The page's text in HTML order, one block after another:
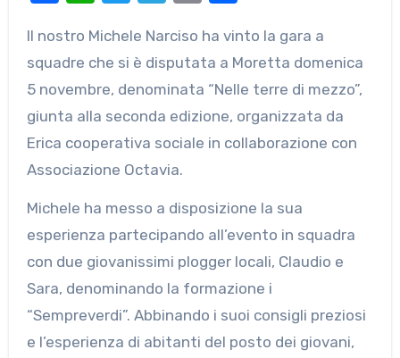
Il nostro Michele Narciso ha vinto la gara a
squadre che si è disputata a Moretta domenica
5 novembre, denominata “Nelle terre di mezzo”,
giunta alla seconda edizione, organizzata da
Erica cooperativa sociale in collaborazione con
Associazione Octavia.
Michele ha messo a disposizione la sua
esperienza partecipando all’evento in squadra
con due giovanissimi plogger locali, Claudio e
Sara, denominando la formazione i
“Sempreverdi”. Abbinando i suoi consigli preziosi
e l’esperienza di abitanti del posto dei giovani,